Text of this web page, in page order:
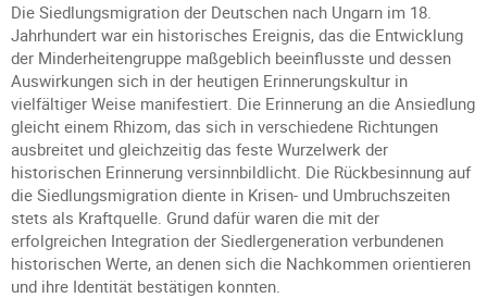
Die Siedlungsmigration der Deutschen nach Ungarn im 18.
Jahrhundert war ein historisches Ereignis, das die Entwicklung
der Minderheitengruppe maßgeblich beeinflusste und dessen
Auswirkungen sich in der heutigen Erinnerungskultur in
vielfältiger Weise manifestiert. Die Erinnerung an die Ansiedlung
gleicht einem Rhizom, das sich in verschiedene Richtungen
ausbreitet und gleichzeitig das feste Wurzelwerk der
historischen Erinnerung versinnbildlicht. Die Rückbesinnung auf
die Siedlungsmigration diente in Krisen- und Umbruchszeiten
stets als Kraftquelle. Grund dafür waren die mit der
erfolgreichen Integration der Siedlergeneration verbundenen
historischen Werte, an denen sich die Nachkommen orientieren
und ihre Identität bestätigen konnten.